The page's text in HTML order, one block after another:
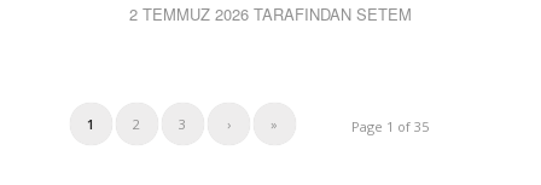
2 TEMMUZ 2026 TARAFINDAN SETEM
Page 1 of 35
1 2 3 › »